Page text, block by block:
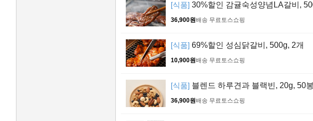
[식품] 30%할인 감귤숙성양념LA갈비,
36,900원배송 무료토스쇼핑
[식품] 69%할인 성심닭갈비, 500g, 2개
10,900원배송 무료토스쇼핑
[식품] 블렌드 하루견과 블랙빈, 20g, 50봉
36,900원배송 무료토스쇼핑